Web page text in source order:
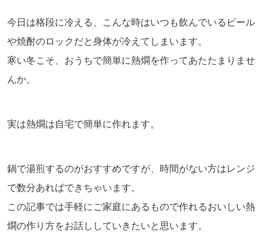
今日は格段に冷える、こんな時はいつも飲んでいるビール
や焼酎のロックだと身体が冷えてしまいます。
寒い冬こそ、おうちで簡単に熱燗を作ってあたたまりませ
んか。
実は熱燗は自宅で簡単に作れます。
鍋で湯煎するのがおすすめですが、時間がない方はレンジ
で数分あればできちゃいます。
この記事では手軽にご家庭にあるもので作れるおいしい熱
燗の作り方をお話ししていきたいと思います。